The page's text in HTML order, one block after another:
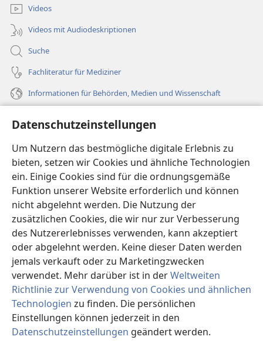
Datenschutzeinstellungen
Um Nutzern das bestmögliche digitale Erlebnis zu
bieten, setzen wir Cookies und ähnliche Technologien
ein. Einige Cookies sind für die ordnungsgemäße
Funktion unserer Website erforderlich und können
nicht abgelehnt werden. Die Nutzung der
zusätzlichen Cookies, die wir nur zur Verbesserung
des Nutzererlebnisses verwenden, kann akzeptiert
oder abgelehnt werden. Keine dieser Daten werden
jemals verkauft oder zu Marketingzwecken
verwendet. Mehr darüber ist in derWeltweiten
Richtlinie zur Verwendung von Cookies und ähnlichen
Technologien zu finden. Die persönlichen
Einstellungen können jederzeit in den
Datenschutzeinstellungen geändert werden.
Videos
Videos mit Audiodeskriptionen
Suche
Fachliteratur für Mediziner
Informationen für Behörden, Medien und Wissenschaft
Spenden
(öffnet
neues
Fenster)Wachtturm ONLINE-BIBLIOTHEK
(öffnet
neues
Fenster)JW Hub®
(öffnet
neues
Fenster)JW Library
Watchtower Library ®
Copyright© 2026 Watch Tower Bible and Tract Society of Pennsylvania.
NUTZUNGSBEDINGUNGEN| DATENSCHUTZERKLÄRUNG
DATENSCHUTZEINSTELLUNGEN